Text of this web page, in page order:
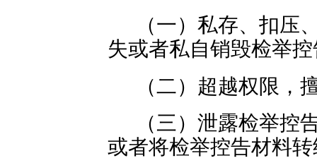
（一）私存、扣压
失或者私自销毁检举
（二）超越权限，
（三）泄露检举控
或者将检举控告材料